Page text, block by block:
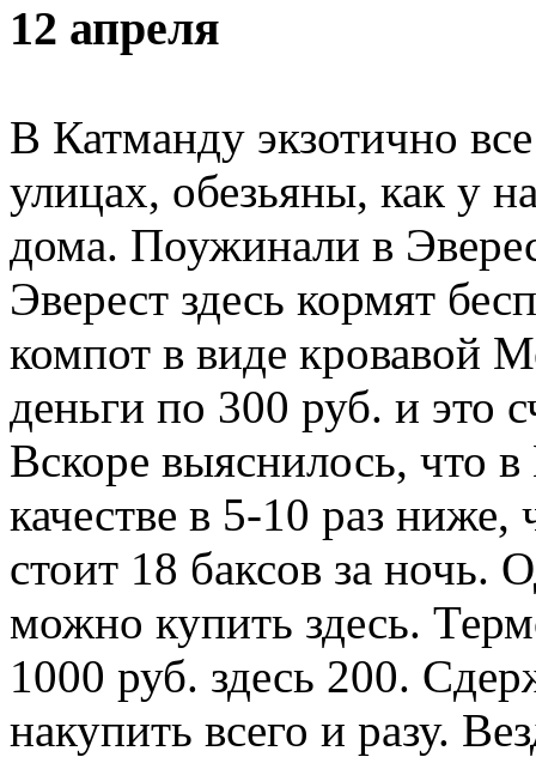
12 апреля
В Катманду экзотично
улицах, обезьяны, как у
дома. Поужинали в
Эверест здесь кормят
компот в виде кровавой
деньги по 300 руб. и это
Вскоре выяснилось, что
качестве в 5-10 раз
стоит 18 баксов за ночь.
можно купить здесь.
1000 руб. здесь 200.
накупить всего и разу.